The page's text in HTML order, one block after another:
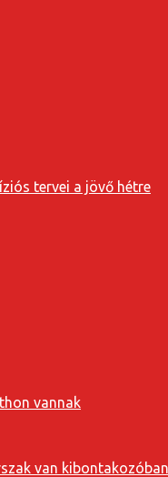
tervei a jövő hétre
vannak
van kibontakozóban